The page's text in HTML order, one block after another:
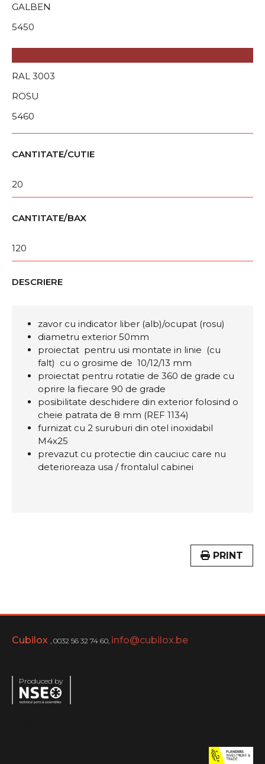
GALBEN
5450
RAL 3003
ROSU
5460
CANTITATE/CUTIE
20
CANTITATE/BAX
120
DESCRIERE
zavor cu indicator liber (alb)/ocupat (rosu)
diametru exterior 50mm
proiectat pentru usi montate in linie (cu
falt) cu o grosime de 10/12/13 mm
proiectat pentru rotatie de 360 de grade cu
oprire la fiecare 90 de grade
posibilitate deschidere din exterior folosind o
cheie patrata de 8 mm (REF 1134)
furnizat cu 2 suruburi din otel inoxidabil
M4x25
prevazut cu protectie din cauciuc care nu
deterioreaza usa / frontalul cabinei
PRINT
Cubilox , 0032 56 32 74 60, info@cubilox.be
Produced by